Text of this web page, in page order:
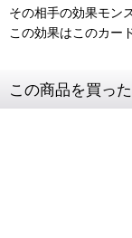
その相手の効果モン
この効果はこのカー
この商品を買っ